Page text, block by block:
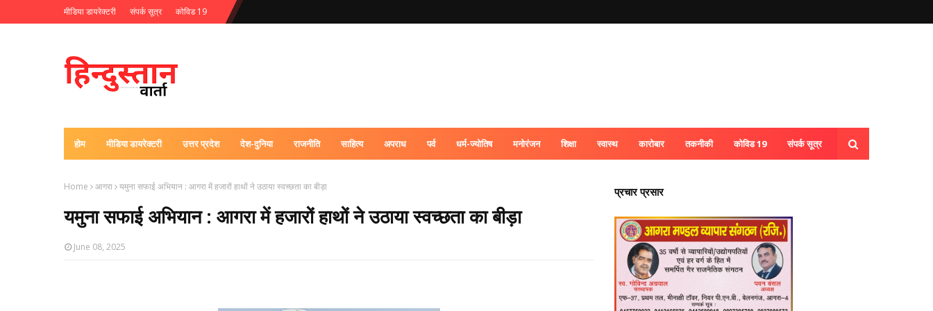
मीडिया डायरेक्टरी संपर्क सूत्र कोविड 19
होम मीडिया डायरेक्टरी उत्तर प्रदेश देश-दुनिया राजनीति साहित्य अपराध पर्व धर्म-ज्योतिष मनोरंजन शिक्षा स्वास्थ कारोबार तकनीकी कोविड 19 संपर्क सूत्र
Home आगरा यमुना सफाई अभियान : आगरा में हजारों हाथों ने उठाया स्वच्छता का बीड़ा
यमुना सफाई अभियान : आगरा में हजारों हाथों ने उठाया स्वच्छता का बीड़ा
June 08, 2025
प्रचार प्रसार